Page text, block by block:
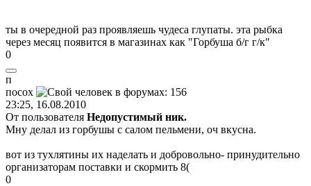
ты в очередной раз проявляешь чудеса глупаты. эта рыбка
через месяц появится в магазинах как "Горбуша б/г г/к"
0
п
посох
23:25, 16.08.2010
От пользователя Недопустимый ник.
Мну делал из горбушы с салом пельмени, оч вкусна.
вот из тухлятины их наделать и добровольно- принудительно
организаторам поставки и скормить 8(
0